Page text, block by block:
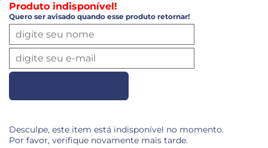
Produto indisponível!
Quero ser avisado quando esse produto retornar!
Desculpe, este item está indisponível no momento.
Por favor, verifique novamente mais tarde.